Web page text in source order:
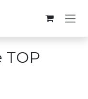
TOP